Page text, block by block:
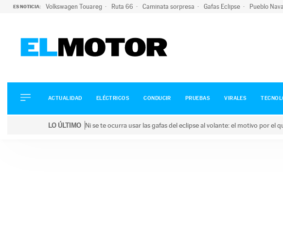
ES NOTICIA: Volkswagen Touareg Ruta 66 Caminata sorpresa Gafas Eclipse Pueblo
ELÉCTRICOS
CONDUCIR
ACTUALIDAD ELÉCTRICOS CONDUCIR PRUEBAS VIRALES
LO ÚLTIMO Ni se te ocurra usar las gafas del eclipse al volante: el motivo por el